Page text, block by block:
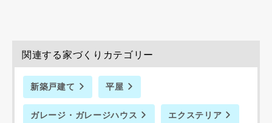
関連する家づくりカテゴリー
新築戸建て 平屋
ガレージ・ガレージハウス エクステリア